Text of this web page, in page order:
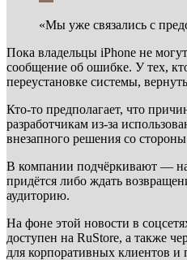
«Мы уже связались с
Пока владельцы iPhone не
сообщение об ошибке. У тех,
переустановке системы,
Кто-то предполагает, что
разработчикам из-за
внезапного решения со
В компании подчёркивают — на
придётся либо ждать
аудиторию.
На фоне этой новости в
доступен на RuStore, а также
для корпоративных клиентов